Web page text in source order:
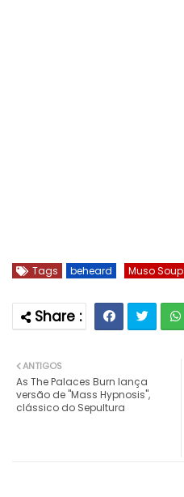
Tags beheard Muso Soup
ANTIGOS
As The Palaces Burn lança
versão de "Mass Hypnosis",
clássico do Sepultura